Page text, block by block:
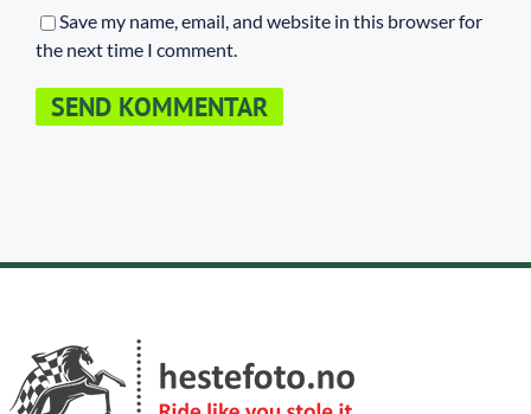
Save my name, email, and website in this browser for
the next time I comment.